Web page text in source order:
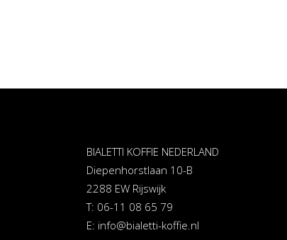
BIALETTI KOFFIE NEDERLAND
Diepenhorstlaan 10-B
2288 EW Rijswijk
T: 06-11 08 65 79
E: info@bialetti-koffie.nl